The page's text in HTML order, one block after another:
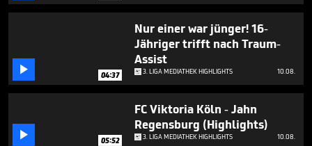
 04:37
Nur einer war jünger! 16-
Jähriger trifft nach Traum-
Assist
3. LIGA MEDIATHEK HIGHLIGHTS 10.08.
 05:52
FC Viktoria Köln - Jahn
Regensburg (Highlights)
3. LIGA MEDIATHEK HIGHLIGHTS 10.08.